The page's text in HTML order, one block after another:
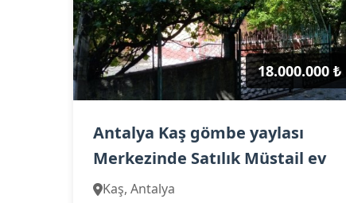
18.000.000 ₺
Antalya Kaş gömbe yaylası
Merkezinde Satılık Müstail ev
Kaş, Antalya